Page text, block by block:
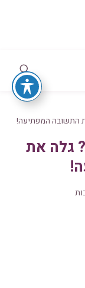
התשובה המפתיעה!
גלה את